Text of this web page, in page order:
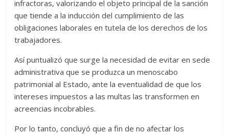
infractoras, valorizando el objeto principal de la sanción
que tiende a la inducción del cumplimiento de las
obligaciones laborales en tutela de los derechos de los
trabajadores.
Así puntualizó que surge la necesidad de evitar en sede
administrativa que se produzca un menoscabo
patrimonial al Estado, ante la eventualidad de que los
intereses impuestos a las multas las transformen en
acreencias incobrables.
Por lo tanto, concluyó que a fin de no afectar los